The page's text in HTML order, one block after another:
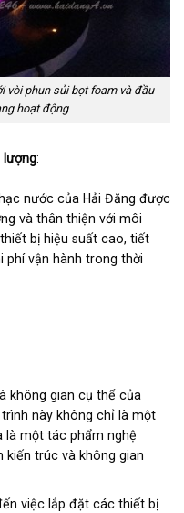
vòi phun sủi bọt foam và đầu
hoạt động
lượng:
nước của Hải Đăng được
và thân thiện với môi
bị hiệu suất cao, tiết
phí vận hành trong thời
không gian cụ thể của
này không chỉ là một
là một tác phẩm nghệ
kiến trúc và không gian
việc lắp đặt các thiết bị